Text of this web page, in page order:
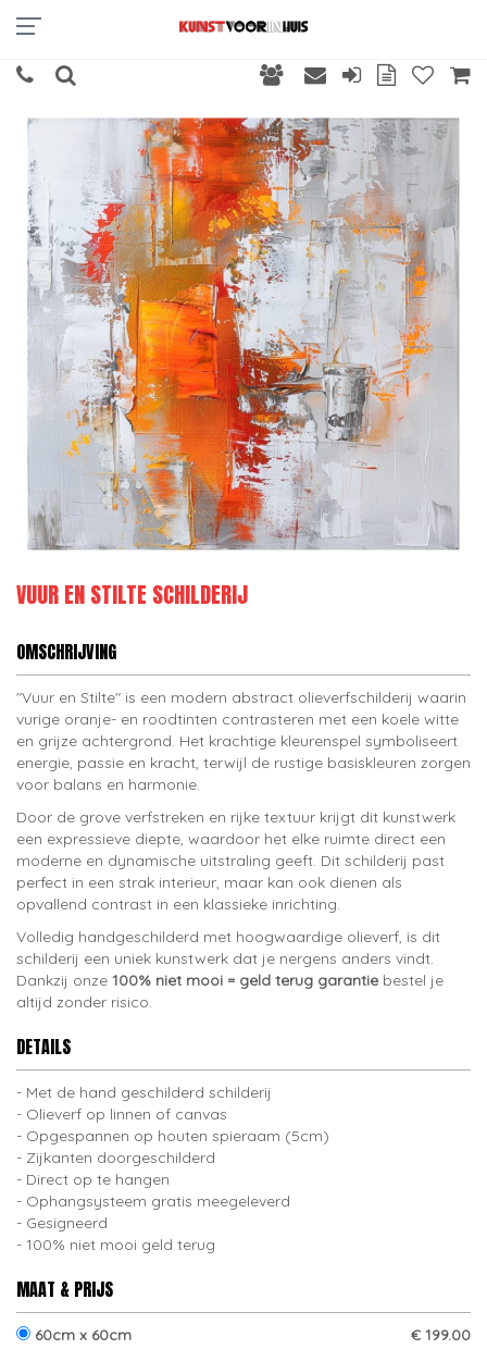
VUUR EN STILTE SCHILDERIJ
OMSCHRIJVING
"Vuur en Stilte" is een modern abstract olieverfschilderij waarin
vurige oranje- en roodtinten contrasteren met een koele witte
en grijze achtergrond. Het krachtige kleurenspel symboliseert
energie, passie en kracht, terwijl de rustige basiskleuren zorgen
voor balans en harmonie.
Door de grove verfstreken en rijke textuur krijgt dit kunstwerk
een expressieve diepte, waardoor het elke ruimte direct een
moderne en dynamische uitstraling geeft. Dit schilderij past
perfect in een strak interieur, maar kan ook dienen als
opvallend contrast in een klassieke inrichting.
Volledig handgeschilderd met hoogwaardige olieverf, is dit
schilderij een uniek kunstwerk dat je nergens anders vindt.
Dankzij onze 100% niet mooi = geld terug garantie bestel je
altijd zonder risico.
DETAILS
Met de hand geschilderd schilderij
Olieverf op linnen of canvas
Opgespannen op houten spieraam (5cm)
Zijkanten doorgeschilderd
Direct op te hangen
Ophangsysteem gratis meegeleverd
Gesigneerd
100% niet mooi geld terug
MAAT & PRIJS
60cm x 60cm
€ 199.00